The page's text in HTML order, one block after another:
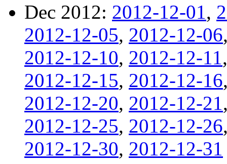
Dec 2012: 2012-12-01,
2012-12-05, 2012-12-06
2012-12-10, 2012-12-11
2012-12-15, 2012-12-16
2012-12-20, 2012-12-21
2012-12-25, 2012-12-26
2012-12-30, 2012-12-31